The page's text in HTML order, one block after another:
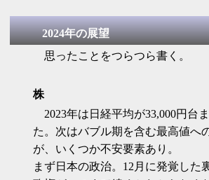
ラウンジ利用条件は大体こうだった。 イオン
の株主かイオンゴールドカードを持つ人、及
が、ラウンジごとに決めている 提供されるも
2024年の展望
思ったことをつらつら書く。
株
2023年は日経平均が33,000円台
た。次はバブル期を含む最高値へ
が、いくつか不安要素あり。
まず日本の政治。12月に発覚した